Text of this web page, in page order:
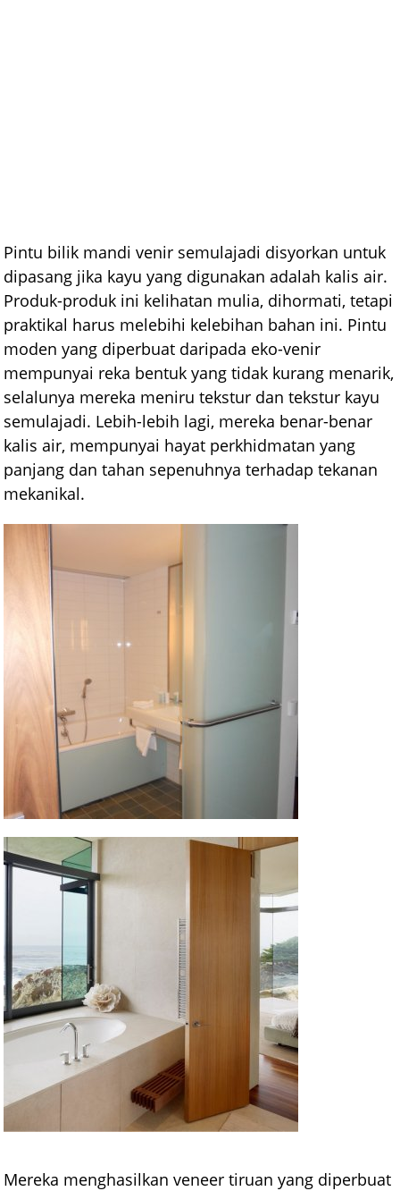
Pintu bilik mandi venir semulajadi disyorkan untuk
dipasang jika kayu yang digunakan adalah kalis air.
Produk-produk ini kelihatan mulia, dihormati, tetapi
praktikal harus melebihi kelebihan bahan ini. Pintu
moden yang diperbuat daripada eko-venir
mempunyai reka bentuk yang tidak kurang menarik,
selalunya mereka meniru tekstur dan tekstur kayu
semulajadi. Lebih-lebih lagi, mereka benar-benar
kalis air, mempunyai hayat perkhidmatan yang
panjang dan tahan sepenuhnya terhadap tekanan
mekanikal.
Mereka menghasilkan veneer tiruan yang diperbuat